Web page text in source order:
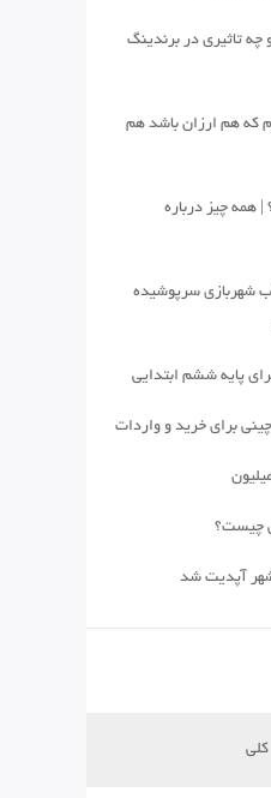
تاثیری در برندینگ
که هم ارزان باشد هم
همه چیز درباره
شهربازی سرپوشیده
پایه ششم ابتدایی
برای خرید و واردات
چیست؟
شهر آپدیت شد
کلی